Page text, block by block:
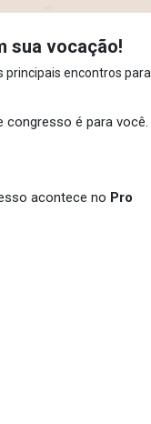
sua vocação!
principais encontros para
é para você.
acontece no Pro